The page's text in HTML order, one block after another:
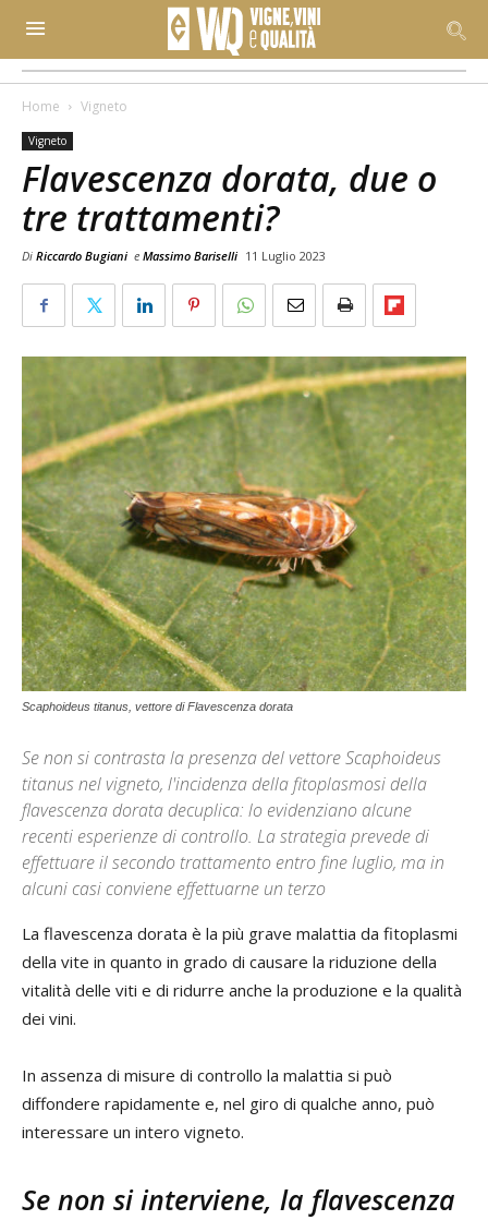
Home Vigneto
Vigneto
Flavescenza dorata, due o
tre trattamenti?
Di Riccardo Bugiani e Massimo Bariselli 11 Luglio 2023
Scaphoideus titanus, vettore di Flavescenza dorata
Se non si contrasta la presenza del vettore Scaphoideus
titanus nel vigneto, l'incidenza della fitoplasmosi della
flavescenza dorata decuplica: lo evidenziano alcune
recenti esperienze di controllo. La strategia prevede di
effettuare il secondo trattamento entro fine luglio, ma in
alcuni casi conviene effettuarne un terzo
La flavescenza dorata è la più grave malattia da fitoplasmi
della vite in quanto in grado di causare la riduzione della
vitalità delle viti e di ridurre anche la produzione e la qualità
dei vini.
In assenza di misure di controllo la malattia si può
diffondere rapidamente e, nel giro di qualche anno, può
interessare un intero vigneto.
Se non si interviene, la flavescenza